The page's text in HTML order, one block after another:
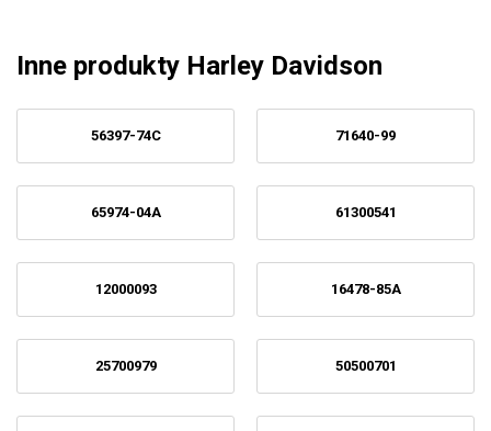
Inne produkty Harley Davidson
56397-74C 71640-99
65974-04A 61300541
12000093 16478-85A
25700979 50500701